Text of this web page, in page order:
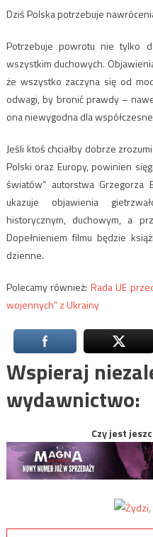
Dziś Polska potrzebuje
Potrzebuje powrotu nie tylko
wszystkim duchowych.
że wszystko zaczyna się od
odwagi, by bronić prawdy –
ona niewygodna dla
Jeśli ktoś chciałby dobrze
Polski oraz Europy, powinien
światów” autorstwa Grzegorza
ukazuje objawienia
historycznym, duchowym, a
Dopełnieniem filmu będzie
dzienne.
Polecamy również: Rada UE
wojennych” z Ukrainy
Wspieraj
wydawnictwo:
Czy jest